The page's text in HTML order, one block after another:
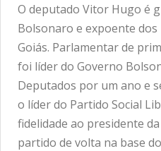
O deputado Vitor Hugo é
Bolsonaro e expoente
Goiás. Parlamentar de
foi líder do Governo
Deputados por um ano e
o líder do Partido Social
fidelidade ao presidente
partido de volta na base